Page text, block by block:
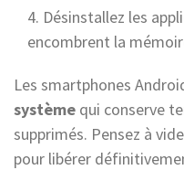
Désinstallez les
encombrent la
Les smartphones
système qui conserve
supprimés. Pensez à
pour libérer